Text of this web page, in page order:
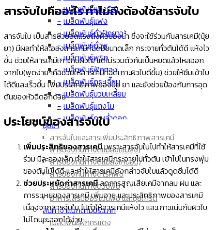
เมล็ดพันธุ์แตงร้าน
เมล็ดพันธุ์แฟง
เมล็ดพันธุ์ถั่วฝักยาว
เมล็ดพันธุ์ถั่วพู
เมล็ดพันธุ์พริก
เมล็ดพันธุ์ฟักทอง
เมล็ดพันธุ์กระเจี๊ยบ
เมล็ดพันธุ์บวบเหลี่ยม
เมล็ดพันธุ์แตงโม
เมล็ดพันธุ์กะหล่ำดอก
เมล็ดพันธุ์ผักกาด
เมล็ดพันธุ์มะเขือยาว
เมล็ด ข้าวโพด
เมล็ดพันธุ์มะระขี้นก
เมล็ดพันธุ์มะระ
เมล็ดพันธุ์มะละกอ
เมล็ดพันธุ์มะเขือเปราะ
เมล็ด กะหล่ำปลี
ปุ๋ยยา
สารจับใบและสารเพิ่มประสิทธิภาพสารเคมี
สารป้องกันกำจัดแมลง(แมลง)
สารป้องกันกำจัดแมลง(หนอน)
สารป้องกันกำจัดโรคพืช
สารป้องกันกำจัดวัชพืช
อาหารเสริมฮอร์โมนพืช และปุ๋ยเกร็ด
สินค้าจำแนกตามประเภท
เมล็ดพันธุ์ผักศรแดง
สารจับใบคืออะไร ทำไมถึงต้องใช้สารจับใบ
สารจับใบ เป็นสารช่วยลดแรงตึงผิวของน้ำ ซึ่งจะใช้ร่วมกับสารเคมี(ปุ๋ย
ยา) มีผลทำให้ละอองสารเคมีที่ฉีดมีขนาดเล็ก กระจายทั่วต้นได้ดี แห้งไว
ขึ้น ช่วยให้สารเคมีเกาะกับผิวใบ แต่ไม่รวมตัวกันเป็นหยดแล้วไหลออก
จากใบ(พูดง่ายๆคือช่วยให้สารเคมีที่ฉีดเกาะผิวใบดีขึ้น) ช่วยให้ซึมเข้าใบ
ได้ดีและเร็วขึ้น เพิ่มประสิทธิภาพของปุ๋ย ยา และยังช่วยป้องกันการอุด
ตันของหัวฉีดอีกด้วย
ประโยชน์ของสารจับใบ
เพิ่มประสิทธิของสารเคมีเพราะสารจับใบไปทำให้สารเคมีที่ใช้
ร่วม มีละอองเล็ก ทำให้สารเคมีกระจายไปทั่วต้น เข้าไปในทรงพุ่ม
ของต้นไม้ได้ดี และทำให้สารเคมีดังกล่าวจับใบแล้วดูดซึมได้ดี
ช่วยประหยัดค่าสารเคมีลดการสูญเสียเคมีจากลม ฝน และ
การระเหยของสารเคมี เพิ่มอายุ และประสิทธิภาพของสารเคมี
เนื่องจากสารจับใบ ไปทำให้สารเคมีแห้งไว และเกาะแน่นกับผิวใบ
ไม่โดนชะออกได้ง่าย